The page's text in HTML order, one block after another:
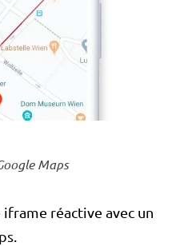
Maps
réactive avec un